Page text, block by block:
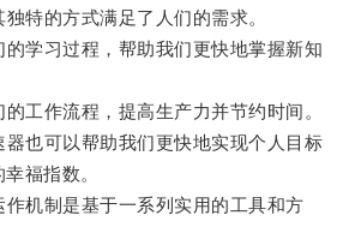
的方式满足了人们的需求。
习过程，帮助我们更快地掌握新知
作流程，提高生产力并节约时间。
也可以帮助我们更快地实现个人目标
福指数。
机制是基于一系列实用的工具和方